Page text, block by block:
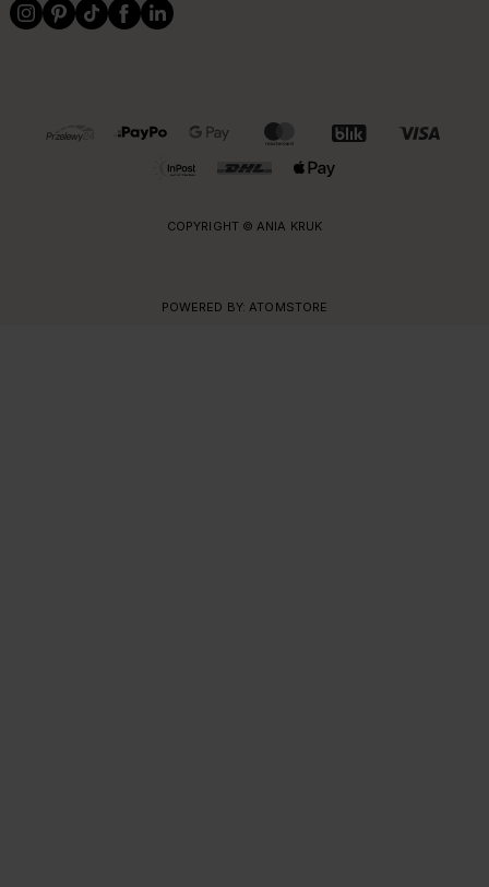
OBSŁUGIWANE FORMY PŁATNOŚCI I DOSTAWY
COPYRIGHT © ANIA KRUK
POWERED BY: ATOMSTORE